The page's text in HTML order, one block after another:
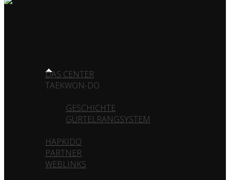
DAS CENTER
TAEKWON-DO
GESCHICHTE
GÜRTELRANGSYSTEM
HAPKIDO
PARTNER
WEBLINKS